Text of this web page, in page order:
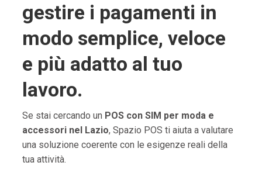
gestire i pagamenti in
modo semplice, veloce
e più adatto al tuo
lavoro.
Se stai cercando un POS con SIM per moda e
accessori nel Lazio, Spazio POS ti aiuta a valutare
una soluzione coerente con le esigenze reali della
tua attività.